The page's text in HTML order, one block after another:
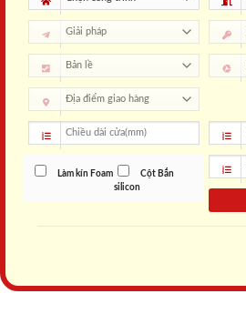
Làm kín Foam
Cột Bắn
silicon